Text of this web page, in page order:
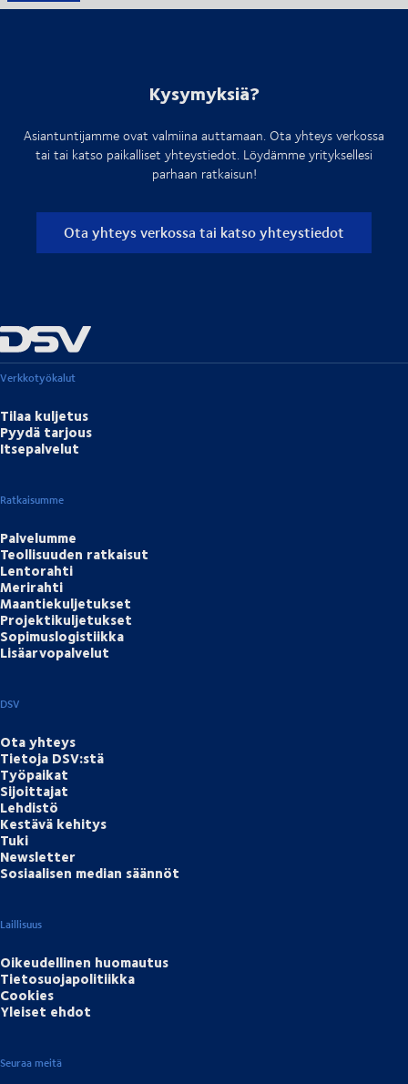
Kysymyksiä?
Asiantuntijamme ovat valmiina auttamaan. Ota yhteys verkossa
tai tai katso paikalliset yhteystiedot. Löydämme yrityksellesi
parhaan ratkaisun!
Ota yhteys verkossa tai katso yhteystiedot
Verkkotyökalut
Tilaa kuljetus
Pyydä tarjous
Itsepalvelut
Ratkaisumme
Palvelumme
Teollisuuden ratkaisut
Lentorahti
Merirahti
Maantiekuljetukset
Projektikuljetukset
Sopimuslogistiikka
Lisäarvopalvelut
DSV
Ota yhteys
Tietoja DSV:stä
Työpaikat
Sijoittajat
Lehdistö
Kestävä kehitys
Tuki
Newsletter
Sosiaalisen median säännöt
Laillisuus
Oikeudellinen huomautus
Tietosuojapolitiikka
Cookies
Yleiset ehdot
Seuraa meitä